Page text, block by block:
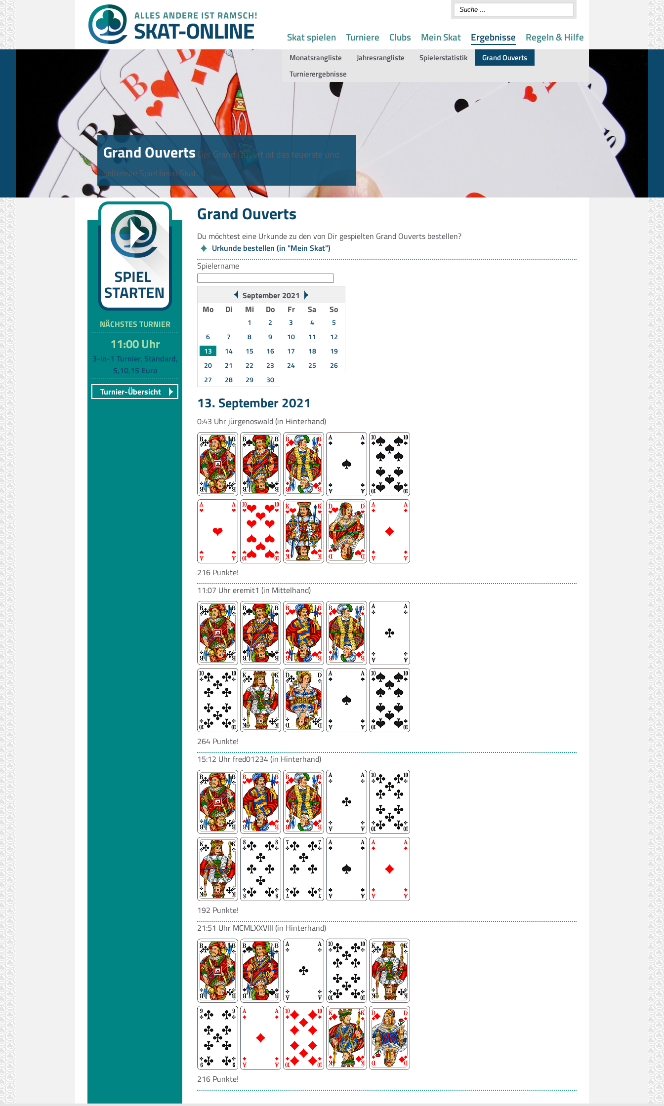
Skat spielen Turniere Clubs Mein Skat Ergebnisse
Monatsrangliste Jahresrangliste Spielerstatistik
Grand Ouverts
Turnierergebnisse
Regeln & Hilfe
Grand Ouverts Der Grand Ouvert ist das teuerste und
seltenste Spiel beim Skat.
NÄCHSTES TURNIER
11:00 Uhr
3-in-1 Turnier, Standard,
5,10,15 Euro
Turnier-Übersicht
Grand Ouverts
Du möchtest eine Urkunde zu den von Dir gespielten Grand Ouverts bestellen?
Urkunde bestellen (in "Mein Skat")
Spielername
September 2021
Mo
Di Mi Do Fr Sa So
1 2 3 4
5
6
7 8 9 10 11
12
13
14 15 16 17 18
19
20
21 22 23 24 25
26
27
28 29 30
13. September 2021
0:43 Uhr jürgenoswald(in Hinterhand)
216 Punkte!
11:07 Uhreremit1 (in Mittelhand)
264 Punkte!
15:12 Uhrfred01234(in Hinterhand)
192 Punkte!
21:51 Uhr MCMLXXVIII (in Hinterhand)
216 Punkte!